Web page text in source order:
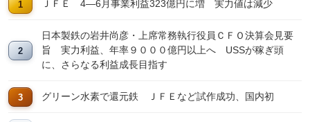
ＪＦＥ 4―6月事業利益323億円に増 実力値は減少
日本製鉄の岩井尚彦・上席常務執行役員ＣＦＯ決算会見要
旨 実力利益、年率９０００億円以上へ USSが稼ぎ頭
に、さらなる利益成長目指す
グリーン水素で還元鉄 ＪＦＥなど試作成功、国内初